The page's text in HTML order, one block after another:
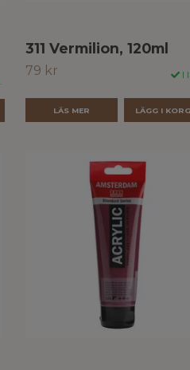
311 Vermilion, 120ml
79 kr I
LÄS MER